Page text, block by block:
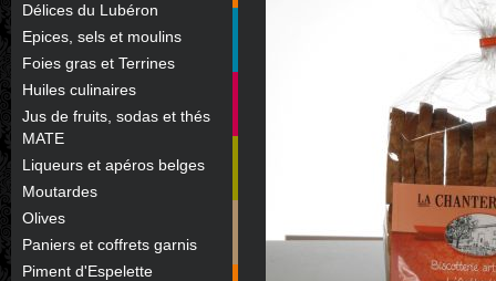
Délices du Lubéron
Epices, sels et moulins
Foies gras et Terrines
Huiles culinaires
Jus de fruits, sodas et thés
MATE
Liqueurs et apéros belges
Moutardes
Olives
Paniers et coffrets garnis
Piment d'Espelette